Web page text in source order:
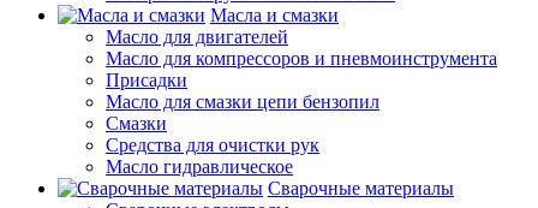
Масла и смазки
Масло для двигателей
Масло для компрессоров и пневмоинструмента
Присадки
Масло для смазки цепи бензопил
Смазки
Средства для очистки рук
Масло гидравлическое
Сварочные материалы